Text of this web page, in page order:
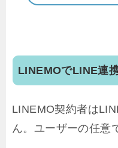
LINEMOでLINE連
LINEMO契約者は
ん。ユーザーの任意